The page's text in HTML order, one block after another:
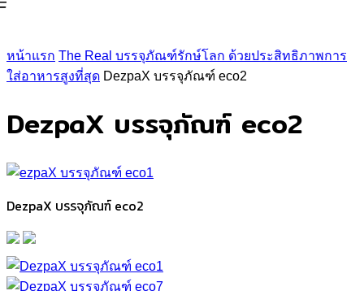
หน้าแรก The Real บรรจุภัณฑ์รักษ์โลก ด้วยประสิทธิภาพการ
ใส่อาหารสูงที่สุด DezpaX บรรจุภัณฑ์ eco2
DezpaX บรรจุภัณฑ์ eco2
DezpaX บรรจุภัณฑ์ eco2